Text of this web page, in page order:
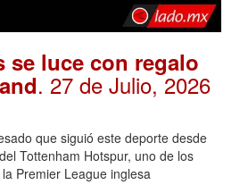
se luce con regalo
. 27 de Julio, 2026
que siguió este deporte desde
Tottenham Hotspur, uno de los
Premier League inglesa